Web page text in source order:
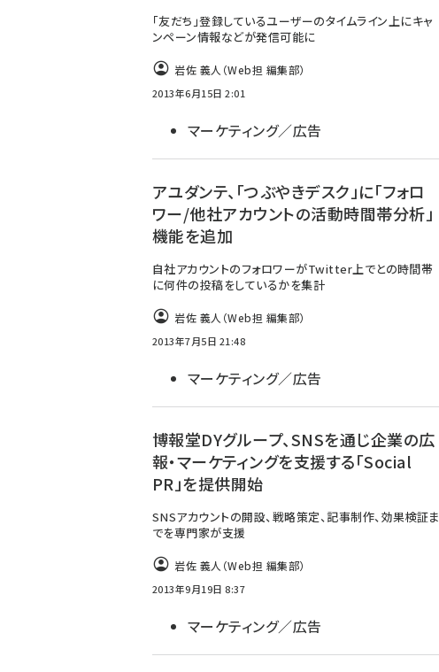
「友だち」登録しているユーザーのタイムライン上にキャ
ンペーン情報などが発信可能に
岩佐 義人（Web担 編集部）
2013年6月15日 2:01
マーケティング／広告
アユダンテ、「つぶやきデスク」に「フォロ
ワー/他社アカウントの活動時間帯分析」
機能を追加
自社アカウントのフォロワーがTwitter上でとの時間帯
に何件の投稿をしているかを集計
岩佐 義人（Web担 編集部）
2013年7月5日 21:48
マーケティング／広告
博報堂DYグループ、SNSを通じ企業の広
報・マーケティングを支援する「Social
PR」を提供開始
SNSアカウントの開設、戦略策定、記事制作、効果検証ま
でを専門家が支援
岩佐 義人（Web担 編集部）
2013年9月19日 8:37
マーケティング／広告